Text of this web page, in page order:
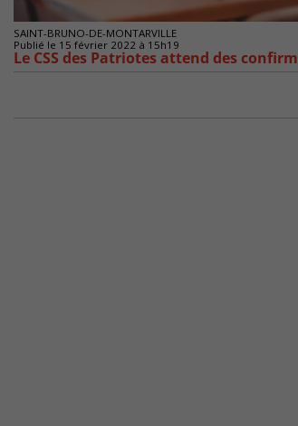
SAINT-BRUNO-DE-MONTARVILLE
Publié le 15 février 2022 à 15h19
Le CSS des Patriotes attend des